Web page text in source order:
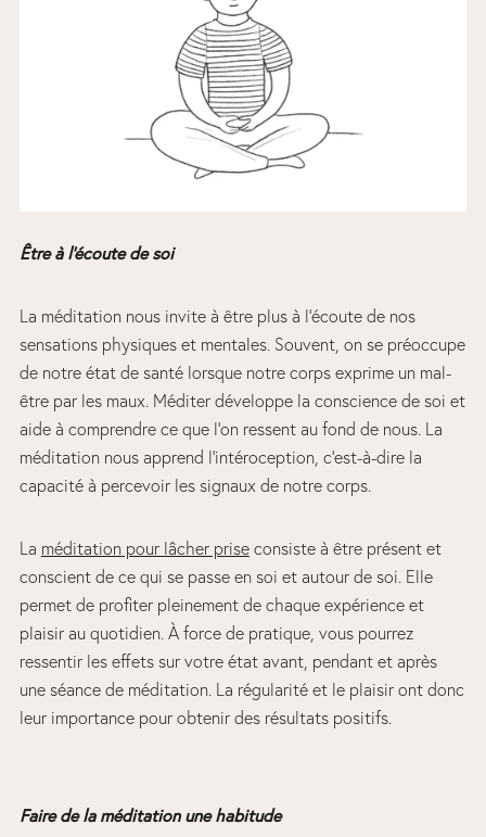
Être à l’écoute de soi
La méditation nous invite à être plus à l’écoute de nos
sensations physiques et mentales. Souvent, on se préoccupe
de notre état de santé lorsque notre corps exprime un mal-
être par les maux. Méditer développe la conscience de soi et
aide à comprendre ce que l’on ressent au fond de nous. La
méditation nous apprend l’intéroception, c’est-à-dire la
capacité à percevoir les signaux de notre corps.
La méditation pour lâcher priseconsiste à être présent et
conscient de ce qui se passe en soi et autour de soi. Elle
permet de profiter pleinement de chaque expérience et
plaisir au quotidien. À force de pratique, vous pourrez
ressentir les effets sur votre état avant, pendant et après
une séance de méditation. La régularité et le plaisir ont donc
leur importance pour obtenir des résultats positifs.
Faire de la méditation une habitude